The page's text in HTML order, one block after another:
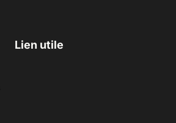
Lien utile